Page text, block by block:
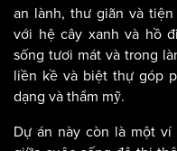
an lành, thư giãn và
với hệ cây xanh và hồ
sống tươi mát và trong
liền kề và biệt thự góp
dạng và thẩm mỹ.
Dự án này còn là một